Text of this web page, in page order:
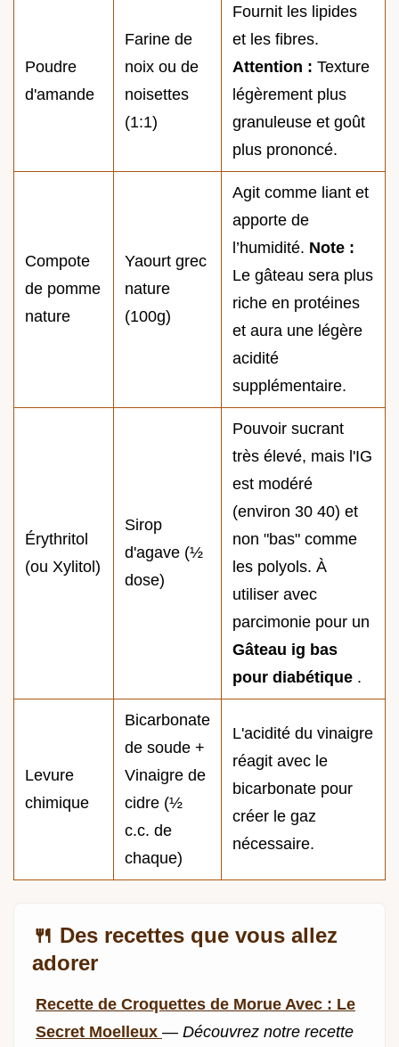
Poudre
d'amande
Farine de
noix ou de
noisettes
(1:1)
Fournit les lipides
et les fibres.
Attention : Texture
légèrement plus
granuleuse et goût
plus prononcé.
Compote
de pomme
nature
Yaourt grec
nature
(100g)
Agit comme liant et
apporte de
l’humidité. Note :
Le gâteau sera plus
riche en protéines
et aura une légère
acidité
supplémentaire.
Érythritol
(ou Xylitol)
Sirop
d'agave (½
dose)
Pouvoir sucrant
très élevé, mais l'IG
est modéré
(environ 30 40) et
non "bas" comme
les polyols. À
utiliser avec
parcimonie pour un
Gâteau ig bas
pour diabétique .
Levure
chimique
Bicarbonate
de soude +
Vinaigre de
cidre (½
c.c. de
chaque)
L'acidité du vinaigre
réagit avec le
bicarbonate pour
créer le gaz
nécessaire.
🍴 Des recettes que vous allez
adorer
Recette de Croquettes de Morue Avec : Le
Secret Moelleux — Découvrez notre recette